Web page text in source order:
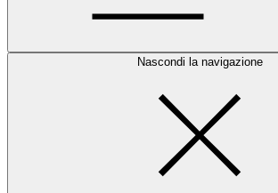
Nascondi la navigazione